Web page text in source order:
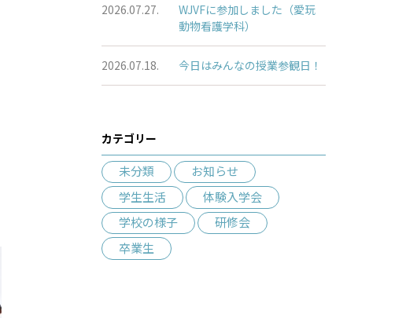
2026.07.27.
WJVFに参加しました（愛玩
動物看護学科）
2026.07.18. 今日はみんなの授業参観日！
カテゴリー
未分類
お知らせ
学生生活
体験入学会
学校の様子
研修会
卒業生